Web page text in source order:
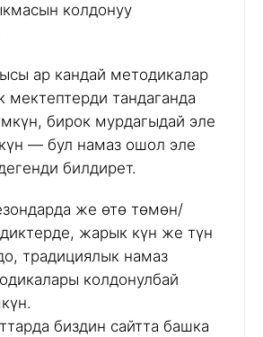
колдонуу
ар кандай методикалар
мектептерди тандаганда
бирок мурдагыдай эле
— бул намаз ошол эле
билдирет.
же өтө төмөн/
жарык күн же түн
традициялык намаз
колдонулбай
биздин сайтта башка